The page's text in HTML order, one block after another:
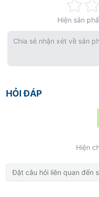
0%
Hiện sản
Chia sẻ nhận xét về sản
HỎI ĐÁP
Hiện